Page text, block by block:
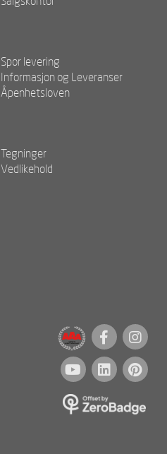
Spor levering
Informasjon og Leveranser
Åpenhetsloven
Tegninger
Vedlikehold